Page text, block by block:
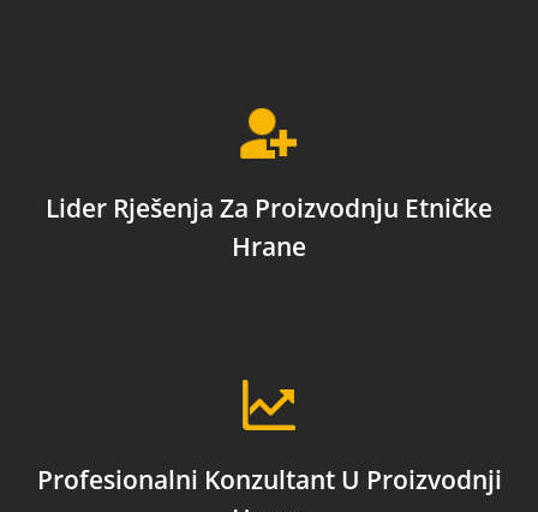
Lider Rješenja Za Proizvodnju Etničke
Hrane
Profesionalni Konzultant U Proizvodnji